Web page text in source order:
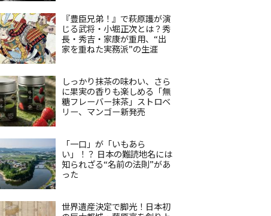
『豊臣兄弟！』で萩原護が演
じる武将・小堀正次とは？秀
長・秀吉・家康が重用、“出
家を重ねた実務派”の生涯
しっかり抹茶の味わい、さら
に果実の香りも楽しめる「無
糖フレーバー抹茶」ストロベ
リー、マンゴー新発売
「一口」が「いもあら
い」！？ 日本の難読地名には
知られざる“名前の法則”があ
った
世界遺産決定で脚光！日本初